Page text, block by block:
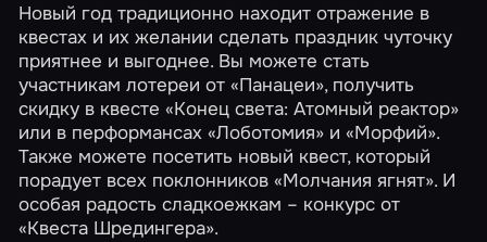
Новый год традиционно находит отражение в
квестах и их желании сделать праздник чуточку
приятнее и выгоднее. Вы можете стать
участникам лотереи от«Панацеи», получить
скидку в квесте«Конец света: Атомный реактор»
или в перформансах«Лоботомия» и«Морфий».
Также можете посетить новый квест, который
порадует всех поклонников«Молчания ягнят». И
особая радость сладкоежкам – конкурс от
«Квеста Шредингера».